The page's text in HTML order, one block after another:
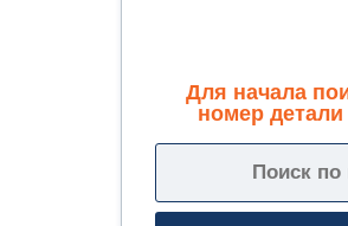
Для начала
номер детали